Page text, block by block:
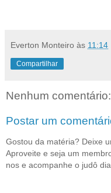
Everton Monteiro às 11:14
Compartilhar
Nenhum comentário:
Postar um
Gostou da matéria? Deixe
Aproveite e seja um
nos e acompanhe o judô